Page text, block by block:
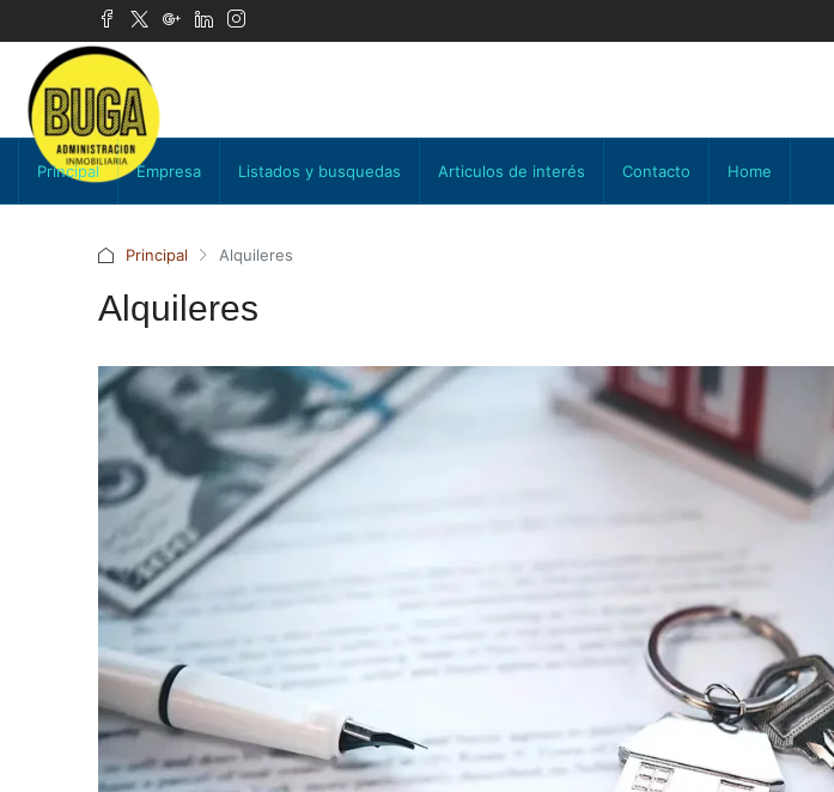
Principal Empresa Listados y busquedas Articulos de interés Contacto Home
Principal Alquileres
Alquileres